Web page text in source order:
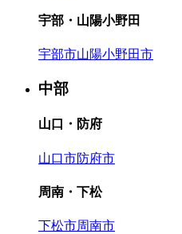
宇部・山陽小野田
宇部市山陽小野田市
中部
山口・防府
山口市防府市
周南・下松
下松市周南市